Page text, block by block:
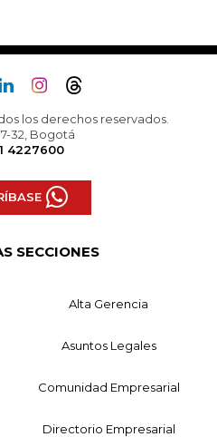
los derechos reservados.
32, Bogotá
4227600
SECCIONES
Alta Gerencia
Asuntos Legales
Comunidad Empresarial
Directorio Empresarial